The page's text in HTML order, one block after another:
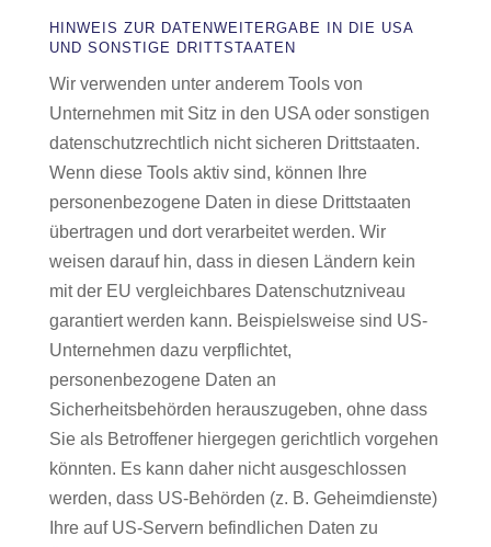
HINWEIS ZUR DATENWEITERGABE IN DIE USA
UND SONSTIGE DRITTSTAATEN
Wir verwenden unter anderem Tools von
Unternehmen mit Sitz in den USA oder sonstigen
datenschutzrechtlich nicht sicheren Drittstaaten.
Wenn diese Tools aktiv sind, können Ihre
personenbezogene Daten in diese Drittstaaten
übertragen und dort verarbeitet werden. Wir
weisen darauf hin, dass in diesen Ländern kein
mit der EU vergleichbares Datenschutzniveau
garantiert werden kann. Beispielsweise sind US-
Unternehmen dazu verpflichtet,
personenbezogene Daten an
Sicherheitsbehörden herauszugeben, ohne dass
Sie als Betroffener hiergegen gerichtlich vorgehen
könnten. Es kann daher nicht ausgeschlossen
werden, dass US-Behörden (z. B. Geheimdienste)
Ihre auf US-Servern befindlichen Daten zu